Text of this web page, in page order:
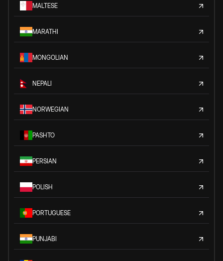
MALTESE
MARATHI
MONGOLIAN
NEPALI
NORWEGIAN
PASHTO
PERSIAN
POLISH
PORTUGUESE
PUNJABI